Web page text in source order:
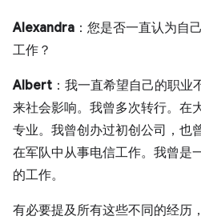
Alexandra ：您是否一直认为自
工作？
Albert ：我一直希望自己的职
来社会影响。我曾多次转行。在
专业。我曾创办过初创公司，也
在军队中从事电信工作。我曾是
的工作。
有必要提及所有这些不同的经历